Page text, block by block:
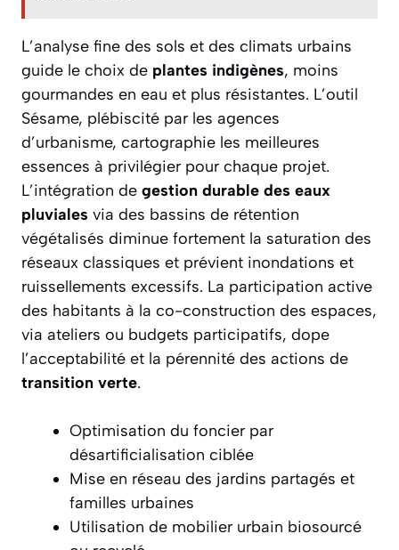
L’analyse fine des sols et des climats urbains
guide le choix de plantes indigènes, moins
gourmandes en eau et plus résistantes. L’outil
Sésame, plébiscité par les agences
d’urbanisme, cartographie les meilleures
essences à privilégier pour chaque projet.
L’intégration de gestion durable des eaux
pluviales via des bassins de rétention
végétalisés diminue fortement la saturation des
réseaux classiques et prévient inondations et
ruissellements excessifs. La participation active
des habitants à la co-construction des espaces,
via ateliers ou budgets participatifs, dope
l’acceptabilité et la pérennité des actions de
transition verte.
Optimisation du foncier par
désartificialisation ciblée
Mise en réseau des jardins partagés et
familles urbaines
Utilisation de mobilier urbain biosourcé